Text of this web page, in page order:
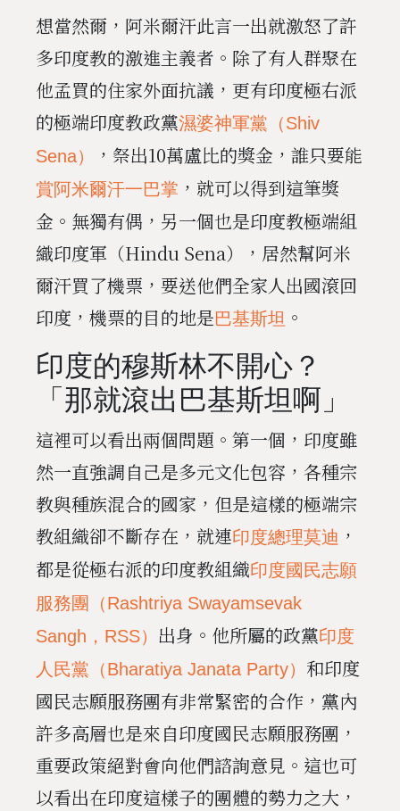
想當然爾，阿米爾汗此言一出就激怒了許
多印度教的激進主義者。除了有人群聚在
他孟買的住家外面抗議，更有印度極右派
的極端印度教政黨濕婆神軍黨（Shiv
Sena）
，祭出10萬盧比的獎金，誰只要能
賞阿米爾汗一巴掌 ，就可以得到這筆獎
金。無獨有偶，另一個也是印度教極端組
織印度軍（Hindu Sena），居然幫阿米
爾汗買了機票，要送他們全家人出國滾回
印度，機票的目的地是巴基斯坦 。
印度的穆斯林不開心？
「那就滾出巴基斯坦啊」
這裡可以看出兩個問題。第一個，印度雖
然一直強調自己是多元文化包容，各種宗
教與種族混合的國家，但是這樣的極端宗
教組織卻不斷存在，就連印度總理莫迪 ，
都是從極右派的印度教組織印度國民志願
服務團（Rashtriya Swayamsevak
Sangh，RSS） 出身。他所屬的政黨印度
人民黨（Bharatiya Janata Party） 和印度
國民志願服務團有非常緊密的合作，黨內
許多高層也是來自印度國民志願服務團，
重要政策絕對會向他們諮詢意見。這也可
以看出在印度這樣子的團體的勢力之大，